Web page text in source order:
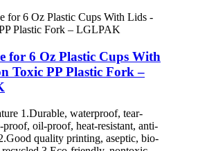
for 6 Oz Plastic Cups With
Toxic PP Plastic Fork –
1.Durable, waterproof, tear-
proof, oil-proof, heat-resistant, anti-
quality printing, aseptic, bio-